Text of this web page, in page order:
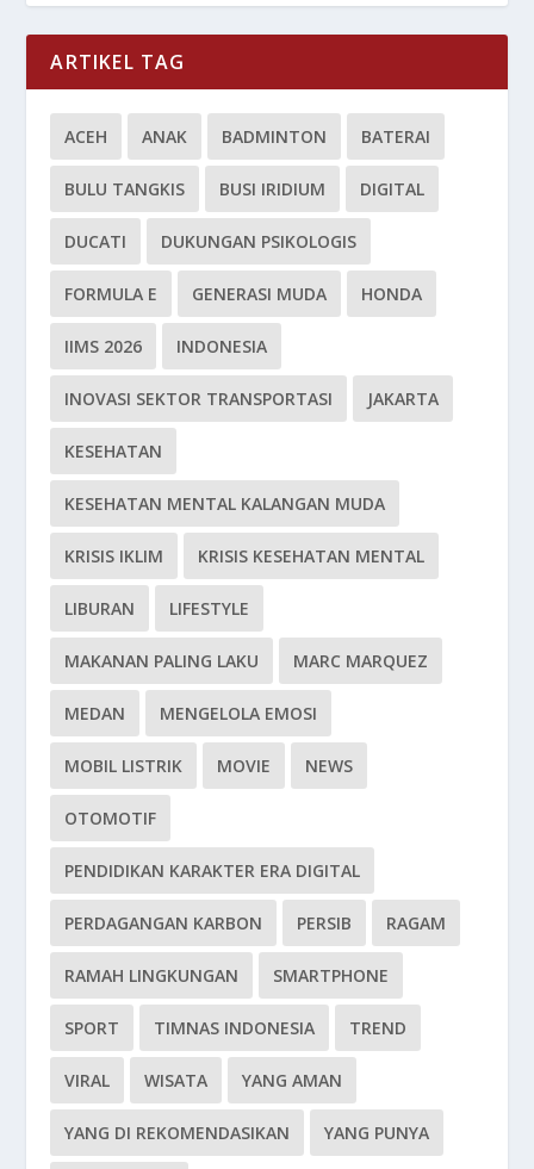
ARTIKEL TAG
ACEH ANAK BADMINTON BATERAI
BULU TANGKIS BUSI IRIDIUM DIGITAL
DUCATI DUKUNGAN PSIKOLOGIS
FORMULA E GENERASI MUDA HONDA
IIMS 2026 INDONESIA
INOVASI SEKTOR TRANSPORTASI JAKARTA
KESEHATAN
KESEHATAN MENTAL KALANGAN MUDA
KRISIS IKLIM KRISIS KESEHATAN MENTAL
LIBURAN LIFESTYLE
MAKANAN PALING LAKU MARC MARQUEZ
MEDAN MENGELOLA EMOSI
MOBIL LISTRIK MOVIE NEWS
OTOMOTIF
PENDIDIKAN KARAKTER ERA DIGITAL
PERDAGANGAN KARBON PERSIB RAGAM
RAMAH LINGKUNGAN SMARTPHONE
SPORT TIMNAS INDONESIA TREND
VIRAL WISATA YANG AMAN
YANG DI REKOMENDASIKAN YANG PUNYA